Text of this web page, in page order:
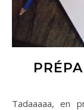
Tadaaaaa, en primeur … mes petits croquis pour les